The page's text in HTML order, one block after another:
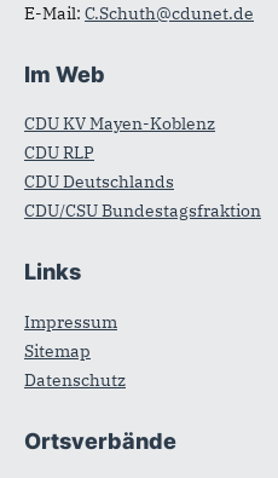
E-Mail: C.Schuth@cdunet.de
Im Web
CDU KV Mayen-Koblenz
CDU RLP
CDU Deutschlands
CDU/CSU Bundestagsfraktion
Links
Impressum
Sitemap
Datenschutz
Ortsverbände